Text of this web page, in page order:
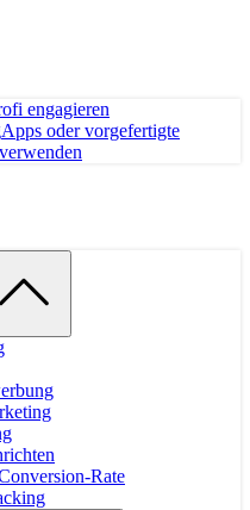
engagieren
Apps oder vorgefertigte
Rate